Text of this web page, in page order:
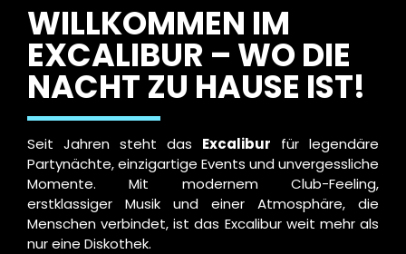
WILLKOMMEN IM
EXCALIBUR – WO DIE
NACHT ZU HAUSE IST!
Seit Jahren steht das Excalibur für legendäre
Partynächte, einzigartige Events und unvergessliche
Momente. Mit modernem Club-Feeling,
erstklassiger Musik und einer Atmosphäre, die
Menschen verbindet, ist das Excalibur weit mehr als
nur eine Diskothek.